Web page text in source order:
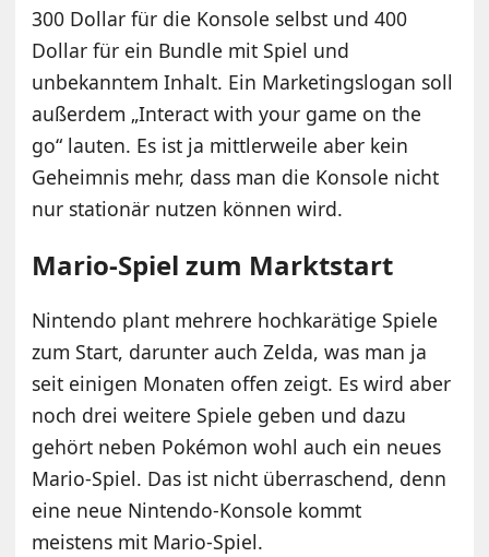
300 Dollar für die Konsole selbst und 400
Dollar für ein Bundle mit Spiel und
unbekanntem Inhalt. Ein Marketingslogan soll
außerdem „Interact with your game on the
go“ lauten. Es ist ja mittlerweile aber kein
Geheimnis mehr, dass man die Konsole nicht
nur stationär nutzen können wird.
Mario-Spiel zum Marktstart
Nintendo plant mehrere hochkarätige Spiele
zum Start, darunter auch Zelda, was man ja
seit einigen Monaten offen zeigt. Es wird aber
noch drei weitere Spiele geben und dazu
gehört neben Pokémon wohl auch ein neues
Mario-Spiel. Das ist nicht überraschend, denn
eine neue Nintendo-Konsole kommt
meistens mit Mario-Spiel.